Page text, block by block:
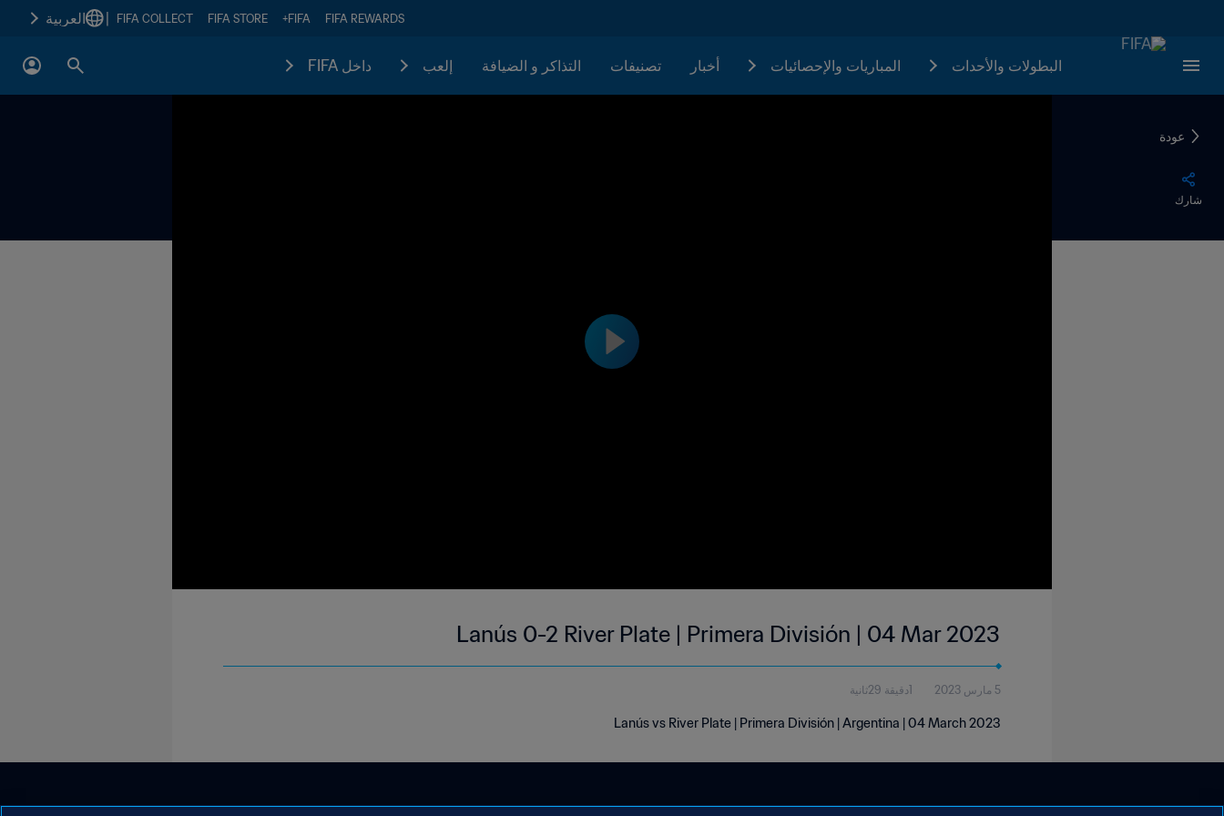
FIFA REWARDS
FIFA+
FIFA STORE
FIFA COLLECT العربية
البطولات والأحدات المباريات والإحصائيات أخبار تصنيفات التذاكر و الضيافة إلعب داخل FIFA
عودة
شارك
Lanús 0-2 River Plate | Primera División | 04 Mar 2023
5 مارس 2023 1دقيقة 29ثانية
Lanús vs River Plate | Primera División | Argentina | 04 March 2023